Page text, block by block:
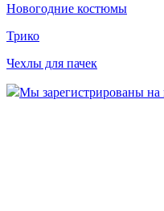
Новогодние костюмы
Трико
Чехлы для пачек
Мы зарегистрированы на